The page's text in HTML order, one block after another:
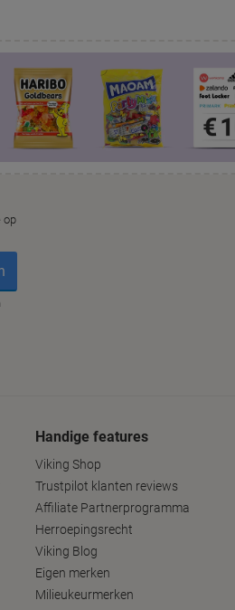
Handige features
Viking Shop
Trustpilot klanten reviews
Affiliate Partnerprogramma
Herroepingsrecht
Viking Blog
Eigen merken
Milieukeurmerken